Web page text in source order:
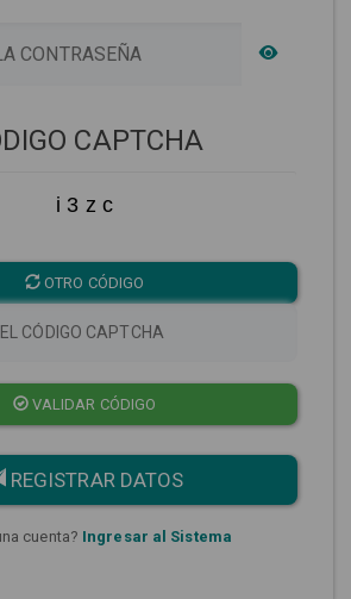
CAPTCHA
i 3 z c
OTRO CÓDIGO
VALIDAR CÓDIGO
REGISTRAR DATOS
cuenta? Ingresar al Sistema